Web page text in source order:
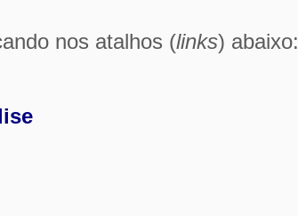
nos atalhos (links) abaixo: